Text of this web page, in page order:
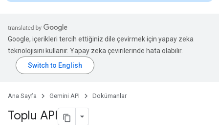
Google, içerikleri tercih ettiğiniz dile çevirmek için yapay zeka
teknolojisini kullanır. Yapay zeka çevirilerinde hata olabilir.
Ana Sayfa Gemini API Dokümanlar
Toplu API